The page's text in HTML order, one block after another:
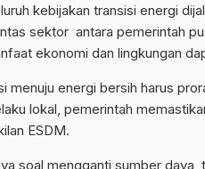
kebijakan transisi energi
sektor antara pemerintah
ekonomi dan lingkungan
menuju energi bersih harus
lokal, pemerintah
ESDM.
soal mengganti sumber